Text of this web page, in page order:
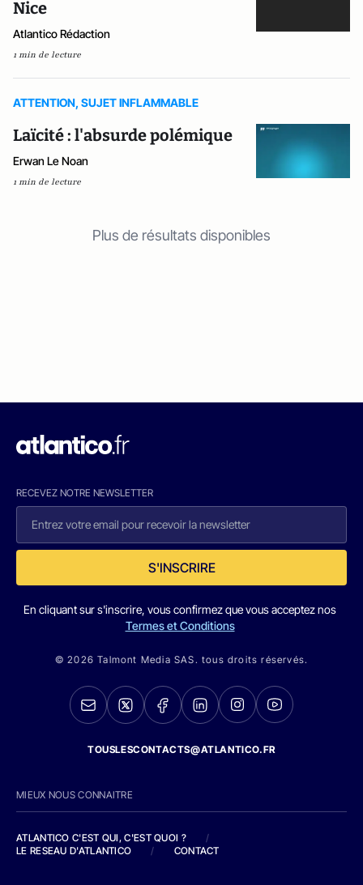
Nice
Atlantico Rédaction
1 min de lecture
ATTENTION, SUJET INFLAMMABLE
Laïcité : l'absurde polémique
Erwan Le Noan
1 min de lecture
Plus de résultats disponibles
RECEVEZ NOTRE NEWSLETTER
S'INSCRIRE
En cliquant sur s'inscrire, vous confirmez que vous acceptez nos
Termes et Conditions
© 2026 Talmont Media SAS. tous droits réservés.
TOUSLESCONTACTS@ATLANTICO.FR
MIEUX NOUS CONNAITRE
ATLANTICO C'EST QUI, C'EST QUOI ?
/
LE RESEAU D'ATLANTICO
/ CONTACT